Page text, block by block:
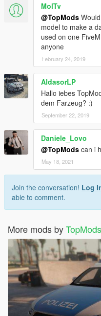
MolTv
@TopMods
model to make a
used on one
anyone
February 24, 2019
AldasorLP
Hallo iebes
dem Farzeug? :)
September 22, 2019
Daniele_Lovo
@TopMods can i
May 18, 2021
Join the conversation! Log
able to comment.
More mods byTopMods